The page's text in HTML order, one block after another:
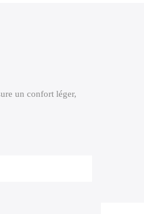
un confort léger,